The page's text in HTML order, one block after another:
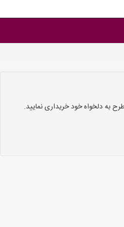
به دلخواه خود خریداری نمایید.